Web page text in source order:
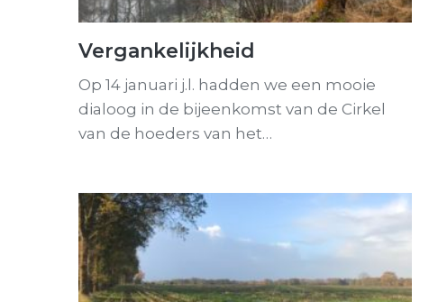
Vergankelijkheid
Op 14 januari j.l. hadden we een mooie
dialoog in de bijeenkomst van de Cirkel
van de hoeders van het…